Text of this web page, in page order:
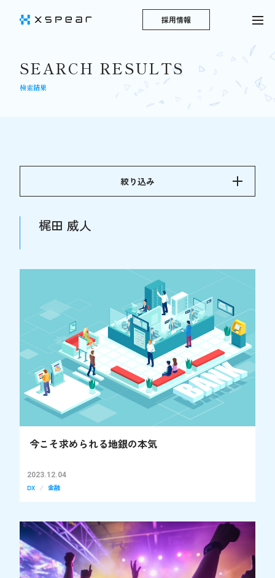
採用情報
SEARCH RESULTS
検索結果
絞り込み
梶田 威人
今こそ求められる地銀の本気
2023.12.04
DX 金融